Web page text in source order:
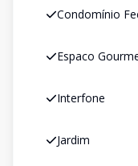
Condomínio
Espaco
Interfone
Jardim